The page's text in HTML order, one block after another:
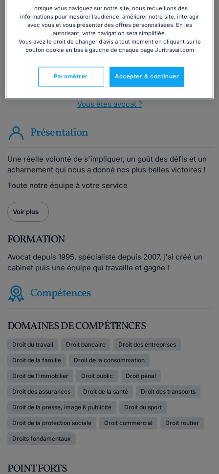
téléphone ?
Consulter immédiatement
vendredi)
Vous êtes avocat ?
Présentation
Une réelle volonté de s'impliquer, un goût des défis et un
acharnement qui nous a donné nos plus belles victoires !
Toute notre équipe à votre service
Voir plus
FORMATION
Avocat depuis 1995, spécialiste depuis 2007, j'ai créé un
cabinet puis une équipe qui travaille et gagne !
Compétences
DOMAINES DE COMPÉTENCES
Droit du travail Droit bancaire Droit des entreprises
Droit de la famille Droit de la consommation
Droit de l'immobilier Droit public Droit pénal
Droit des assurances Droit de la santé Droit des transports
Droit de la presse, image & publicité Droit du sport
Droit de la protection sociale Droit commercial Droit routier
Droits fondamentaux
POINT FORTS
Lorsque vous naviguez sur notre site, nous recueillons des
informations pour mesurer l’audience, améliorer notre site, interagir
avec vous et vous présenter des offres personnalisées. En les
autorisant, votre navigation sera simplifiée.
Vous avez le droit de changer d’avis à tout moment en cliquant sur le
bouton cookie en bas à gauche de chaque page Juritravail.com
Accepter & continuer
Paramétrer